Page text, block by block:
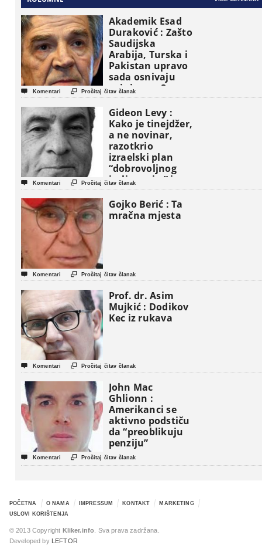
Akademik Esad
Duraković : Zašto
Saudijska
Arabija, Turska i
Pakistan upravo
sada osnivaju
vojni savez?
 Komentari  Pročitaj čitav članak
Gideon Levy :
Kako je tinejdžer,
a ne novinar,
razotkrio
izraelski plan
“dobrovoljnog
iseljavanja ” iz
Gaze
 Komentari  Pročitaj čitav članak
Gojko Berić : Ta
mračna mjesta
 Komentari  Pročitaj čitav članak
Prof. dr. Asim
Mujkić : Dodikov
Kec iz rukava
 Komentari  Pročitaj čitav članak
John Mac
Ghlionn :
Amerikanci se
aktivno podstiču
da “preoblikuju
penziju”
 Komentari  Pročitaj čitav članak
POČETNA O NAMA IMPRESSUM KONTAKT
MARKETING
USLOVI KORIŠTENJA
© 2013 Copyright Kliker.info . Sva prava zadržana.
Developed by
LEFTOR